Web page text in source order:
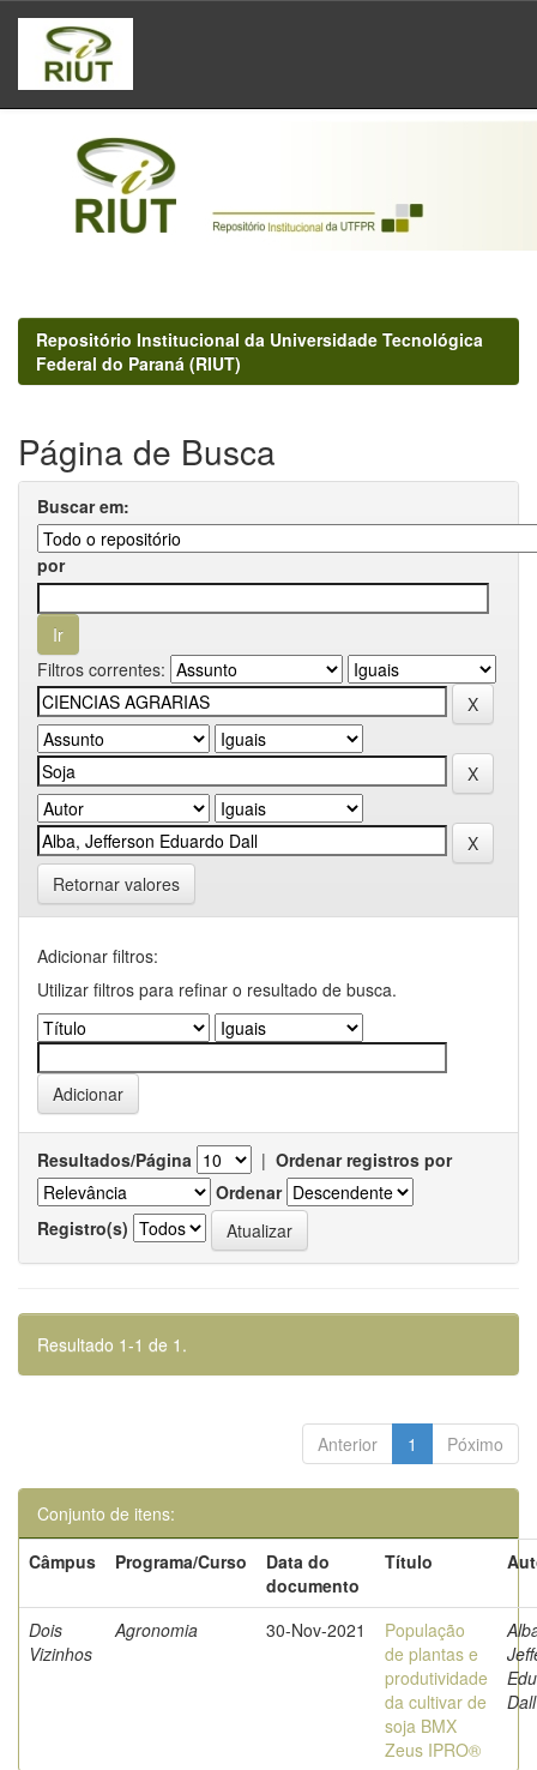
Skip
navigation
Repositório Institucional da Universidade Tecnológica
Federal do Paraná (RIUT)
Página de Busca
Buscar em:
por
Filtros correntes:
Retornar valores
Adicionar filtros:
Utilizar filtros para refinar o resultado de busca.
Resultados/Página | Ordenar registros por
Ordenar
Registro(s)
Resultado 1-1 de 1.
Anterior 1 Póximo
Conjunto de itens:
Câmpus
Programa/Curso
Data do
documento
Título
Dois
Vizinhos
Agronomia 30-Nov-2021
População
de plantas e
produtividade
da cultivar de
soja BMX
Zeus IPRO®
Dall